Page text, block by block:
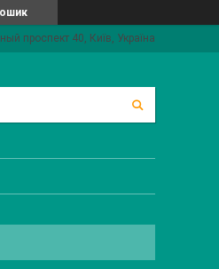
проспект 40, Київ, Україна